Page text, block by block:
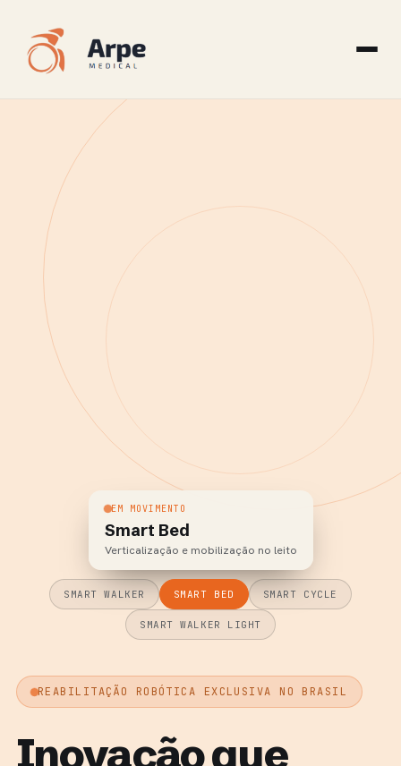
REABILITAÇÃO ROBÓTICA EXCLUSIVA NO BRASIL
Inovação que
EM MOVIMENTO
Smart Cycle
Pedalada assistida de membros
SMART WALKER SMART BED SMART CYCLE
SMART WALKER LIGHT